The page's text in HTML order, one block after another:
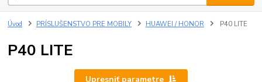
Úvod PRÍSLUŠENSTVO PRE MOBILY HUAWEI / HONOR P40 LITE
P40 LITE
Upresniť parametre